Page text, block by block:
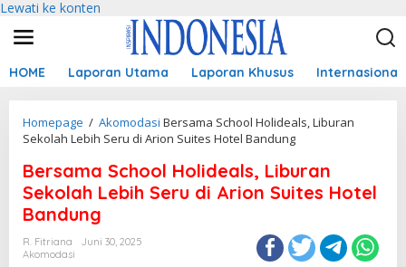
Lewati ke konten
HOME Laporan Utama Laporan Khusus Internasional
Homepage / Akomodasi Bersama School Holideals, Liburan
Sekolah Lebih Seru di Arion Suites Hotel Bandung
Bersama School Holideals, Liburan
Sekolah Lebih Seru di Arion Suites Hotel
Bandung
R. Fitriana
Juni 30, 2025
Akomodasi